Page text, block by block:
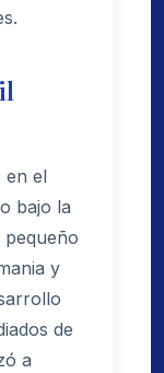
en el
bajo la
pequeño
y
de
a